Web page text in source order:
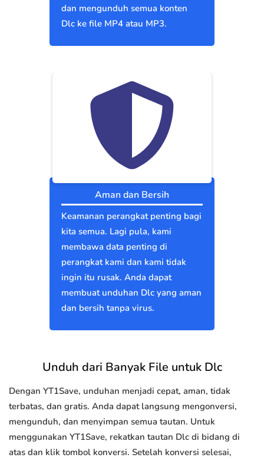
dan mengunduh semua konten
Dlc ke file MP4 atau MP3.
Aman dan Bersih
Keamanan perangkat penting bagi
kita semua. Lagi pula, kami
membawa data penting di
perangkat kami dan kami tidak
ingin itu rusak. Anda dapat
membuat unduhan Dlc yang aman
dan bersih tanpa virus.
Unduh dari Banyak File untuk Dlc
Dengan YT1Save, unduhan menjadi cepat, aman, tidak
terbatas, dan gratis. Anda dapat langsung mengonversi,
mengunduh, dan menyimpan semua tautan. Untuk
menggunakan YT1Save, rekatkan tautan Dlc di bidang di
atas dan klik tombol konversi. Setelah konversi selesai,